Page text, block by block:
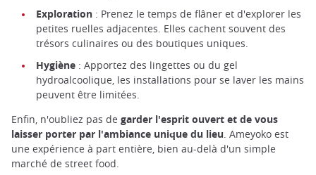
Exploration : Prenez le temps de flâner et d'explorer les
petites ruelles adjacentes. Elles cachent souvent des
trésors culinaires ou des boutiques uniques.
Hygiène : Apportez des lingettes ou du gel
hydroalcoolique, les installations pour se laver les mains
peuvent être limitées.
Enfin, n'oubliez pas de garder l'esprit ouvert et de vous
laisser porter par l'ambiance unique du lieu. Ameyoko est
une expérience à part entière, bien au-delà d'un simple
marché de street food.